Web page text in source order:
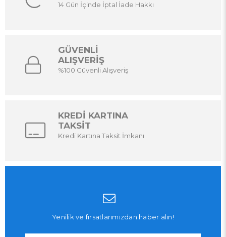
14 Gün İçinde İptal İade Hakkı
GÜVENLİ
ALIŞVERİŞ
%100 Güvenli Alışveriş
KREDİ KARTINA
TAKSİT
Kredi Kartına Taksit İmkanı
Yenilik ve fırsatlarımızdan haber alın!